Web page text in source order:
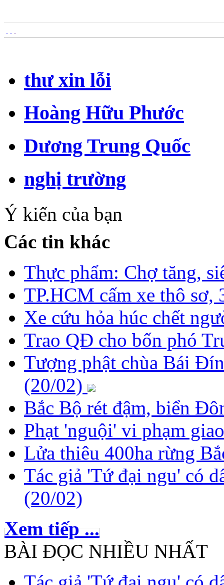
thư xin lỗi
Hoàng Hữu Phước
Dương Trung Quốc
nghị trường
Ý kiến của bạn
Các tin khác
Thực phẩm: Chợ tăng,
TP.HCM cấm xe thô sơ,
Xe cứu hỏa húc chết
Trao QĐ cho bốn phó
Tượng phật chùa Bái
(20/02)
Bắc Bộ rét đậm, biển
Phạt 'nguội' vi phạm
Lửa thiêu 400ha rừng
Tác giả 'Tứ đại ngu' có
(20/02)
Xem tiếp ...
BÀI ĐỌC NHIỀU NHẤT